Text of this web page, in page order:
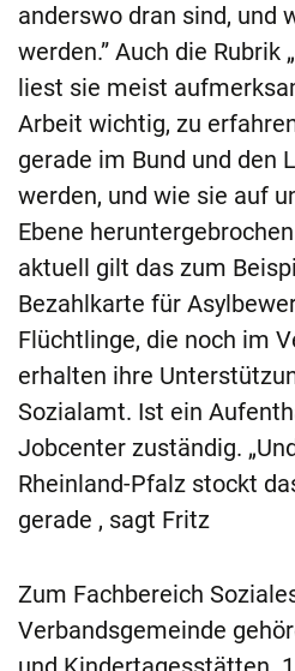
anderswo dran sind, und
werden.” Auch die Rubrik
liest sie meist
Arbeit wichtig, zu
gerade im Bund und den
werden, und wie sie auf
Ebene
aktuell gilt das zum
Bezahlkarte für
Flüchtlinge, die noch im
erhalten ihre
Sozialamt. Ist ein
Jobcenter zuständig.
Rheinland-Pfalz stockt
gerade , sagt Fritz
Zum Fachbereich
Verbandsgemeinde